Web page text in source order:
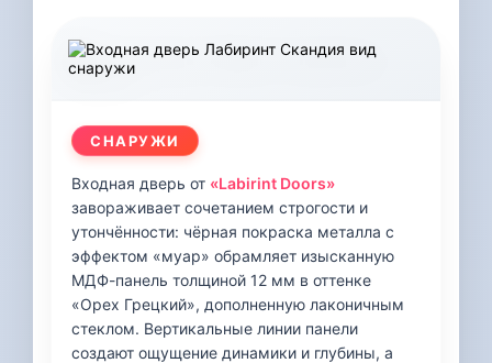
СНАРУЖИ
Входная дверь от «Labirint Doors»
завораживает сочетанием строгости и
утончённости: чёрная покраска металла с
эффектом «муар» обрамляет изысканную
МДФ-панель толщиной 12 мм в оттенке
«Орех Грецкий», дополненную лаконичным
стеклом. Вертикальные линии панели
создают ощущение динамики и глубины, а